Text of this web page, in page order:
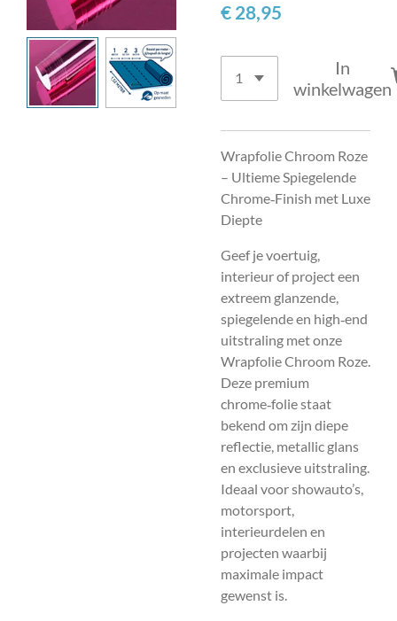
€ 28,95
In
winkelwagen
Wrapfolie Chroom Roze
– Ultieme Spiegelende
Chrome‑Finish met Luxe
Diepte
Geef je voertuig,
interieur of project een
extreem glanzende,
spiegelende en high‑end
uitstraling met onze
Wrapfolie Chroom Roze.
Deze premium
chrome‑folie staat
bekend om zijn diepe
reflectie, metallic glans
en exclusieve uitstraling.
Ideaal voor showauto’s,
motorsport,
interieurdelen en
projecten waarbij
maximale impact
gewenst is.